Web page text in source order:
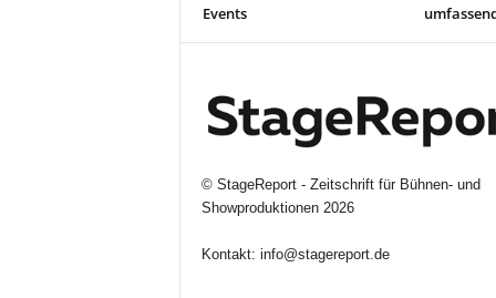
Events
© StageReport - Zeitschrift für Bühnen- und
Showproduktionen2026
Kontakt: info@stagereport.de